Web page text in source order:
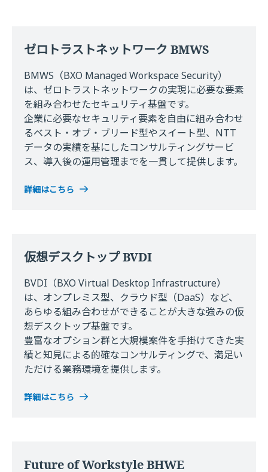
ゼロトラストネットワーク BMWS
BMWS（BXO Managed Workspace Security）
は、ゼロトラストネットワークの実現に必要な要素
を組み合わせたセキュリティ基盤です。
企業に必要なセキュリティ要素を⾃由に組み合わせ
るベスト・オブ・ブリード型やスイート型、NTT
データの実績を基にしたコンサルティングサービ
ス、導⼊後の運⽤管理までを⼀貫して提供します。
詳細はこちら
仮想デスクトップ BVDI
BVDI（BXO Virtual Desktop Infrastructure）
は、オンプレミス型、クラウド型（DaaS）など、
あらゆる組み合わせができることが⼤きな強みの仮
想デスクトップ基盤です。
豊富なオプション群と⼤規模案件を⼿掛けてきた実
績と知⾒による的確なコンサルティングで、満⾜い
ただける業務環境を提供します。
詳細はこちら
Future of Workstyle BHWE